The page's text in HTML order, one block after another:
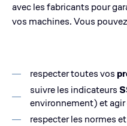
avec les fabricants pour
vos machines. Vous
respecter toutes vos
suivre les indicateurs
environnement) et agir
respecter les normes